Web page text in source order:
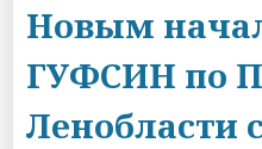
Новым
ГУФСИН по
Ленобласти